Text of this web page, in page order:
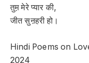
तुम़ मेरे प्यार की,
जीत सुऩहरी हो।
Hindi Poems on
2024